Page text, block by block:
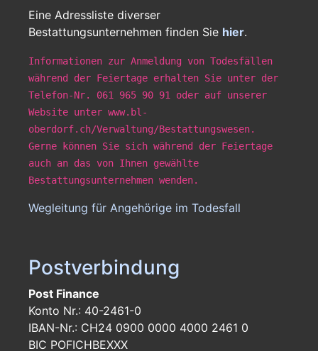
Eine Adressliste diverser
Bestattungsunternehmen finden Sie hier.
Informationen zur Anmeldung von Todesfällen
während der Feiertage erhalten Sie unter der
Telefon-Nr. 061 965 90 91 oder auf unserer
Website unter www.bl-
oberdorf.ch/Verwaltung/Bestattungswesen.
Gerne können Sie sich während der Feiertage
auch an das von Ihnen gewählte
Bestattungsunternehmen wenden.
Wegleitung für Angehörige im Todesfall
Postverbindung
Post Finance
Konto Nr.: 40-2461-0
IBAN-Nr.: CH24 0900 0000 4000 2461 0
BIC POFICHBEXXX